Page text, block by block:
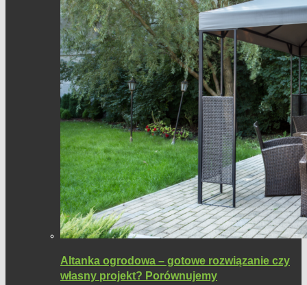
Altanka ogrodowa – gotowe rozwiązanie czy
własny projekt? Porównujemy